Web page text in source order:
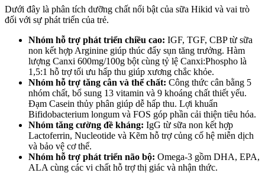
Dưới đây là phân tích dưỡng chất nổi bật của sữa Hikid và vai trò
đối với sự phát triển của trẻ.
Nhóm hỗ trợ phát triển chiều cao: IGF, TGF, CBP từ sữa
non kết hợp Arginine giúp thúc đẩy sụn tăng trưởng. Hàm
lượng Canxi 600mg/100g bột cùng tỷ lệ Canxi:Phospho là
1,5:1 hỗ trợ tối ưu hấp thu giúp xương chắc khỏe.
Nhóm hỗ trợ tăng cân và thể chất: Công thức cân bằng 5
nhóm chất, bổ sung 13 vitamin và 9 khoáng chất thiết yếu.
Đạm Casein thủy phân giúp dễ hấp thu. Lợi khuẩn
Bifidobacterium longum và FOS góp phần cải thiện tiêu hóa.
Nhóm tăng cường đề kháng: IgG từ sữa non kết hợp
Lactoferrin, Nucleotide và Kẽm hỗ trợ củng cố hệ miễn dịch
và bảo vệ c‌ơ th‌ể.
Nhóm hỗ trợ phát triển não bộ: Omega-3 gồm DHA, EPA,
ALA cùng các vi chất hỗ trợ thị giác và nhận thức.